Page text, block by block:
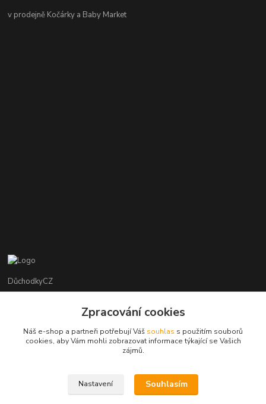
v prodejně Kočárky a Baby Market
DůchodkyCZ
+420 412384749
objednavky@duchodky.cz
Zpracování cookies
Náš e-shop a partneři potřebují Váš souhlas s použitím souborů
cookies, aby Vám mohli zobrazovat informace týkající se Vašich
zájmů.
Nastavení Souhlasím